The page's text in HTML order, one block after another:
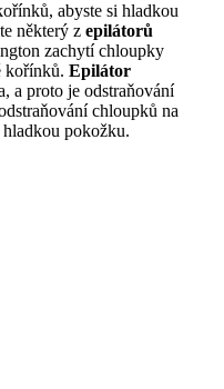
abyste si hladkou
některý z epilátorů
zachytí chloupky
kořínků. Epilátor
a proto je odstraňování
chloupků na
pokožku.